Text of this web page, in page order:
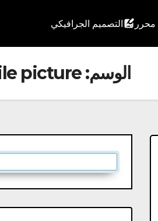
التصميم الجرافيكي
الوسم:picture